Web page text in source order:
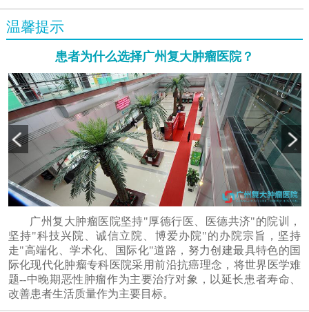
温馨提示
患者为什么选择广州复大肿瘤医院？
广州复大肿瘤医院坚持"厚德行医、医德共济"的院训，
坚持"科技兴院、诚信立院、博爱办院"的办院宗旨，坚持
走"高端化、学术化、国际化"道路，努力创建最具特色的国
际化现代化肿瘤专科医院采用前沿抗癌理念，将世界医学难
题--中晚期恶性肿瘤作为主要治疗对象，以延长患者寿命、
改善患者生活质量作为主要目标。